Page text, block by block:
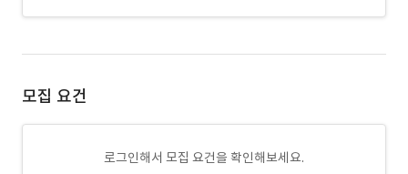
모집 요건
로그인해서 모집 요건을 확인해보세요.